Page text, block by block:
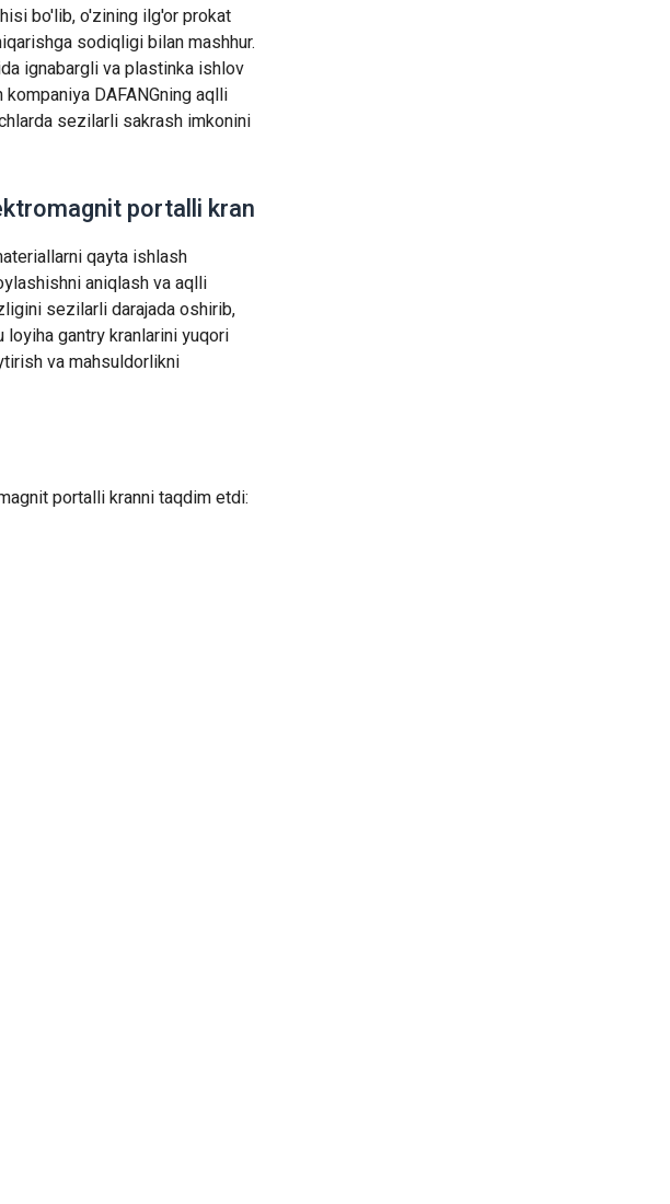
bo'lib, o'zining ilg'or prokat
sodiqligi bilan mashhur.
ignabargli va plastinka ishlov
DAFANGning aqlli
sezilarli sakrash imkonini
portalli kran
qayta ishlash
aniqlash va aqlli
sezilarli darajada oshirib,
gantry kranlarini yuqori
va mahsuldorlikni
portalli kranni taqdim etdi: